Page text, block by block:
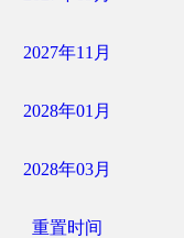
2027年11月
2028年01月
2028年03月
重置时间